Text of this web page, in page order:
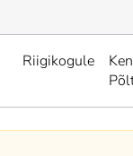
Riigikogule